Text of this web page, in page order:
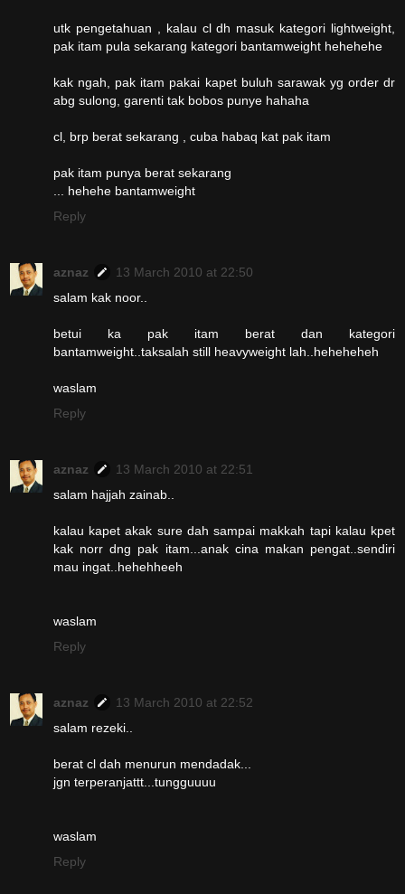
utk pengetahuan , kalau cl dh masuk kategori lightweight,
pak itam pula sekarang kategori bantamweight hehehehe
kak ngah, pak itam pakai kapet buluh sarawak yg order dr
abg sulong, garenti tak bobos punye hahaha
cl, brp berat sekarang , cuba habaq kat pak itam
pak itam punya berat sekarang
... hehehe bantamweight
Reply
aznaz
13 March 2010 at 22:50
salam kak noor..
betui ka pak itam berat dan kategori
bantamweight..taksalah still heavyweight lah..heheheheh
waslam
Reply
aznaz
13 March 2010 at 22:51
salam hajjah zainab..
kalau kapet akak sure dah sampai makkah tapi kalau kpet
kak norr dng pak itam...anak cina makan pengat..sendiri
mau ingat..hehehheeh
waslam
Reply
aznaz
13 March 2010 at 22:52
salam rezeki..
berat cl dah menurun mendadak...
jgn terperanjattt...tungguuuu
waslam
Reply